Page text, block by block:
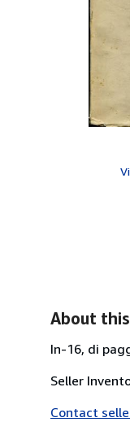
About
In-16, di
Seller
Contact